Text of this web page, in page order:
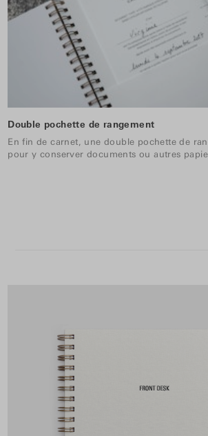
Double pochette de rangement
En fin de carnet, une double pochette de
pour y conserver documents ou autres